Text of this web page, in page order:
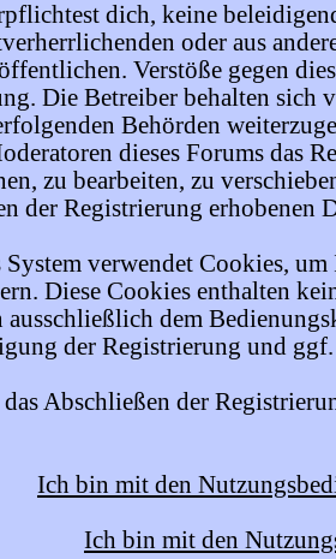
dich, keine
oder aus
Verstöße gegen
Die Betreiber behalten sich
Behörden
dieses Forums das
zu bearbeiten, zu
der Registrierung erhobenen
System verwendet Cookies,
Diese Cookies enthalten
ausschließlich dem
der Registrierung und ggf.
Abschließen der
Ich bin mit den
Ich bin mit den